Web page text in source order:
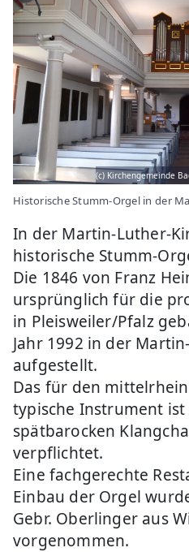
(c) Kirchengemeinde
Historische Stumm-Orgel in der
In der Martin-Luther-
historische Stumm-
Die 1846 von Franz
ursprünglich für die
in Pleisweiler/Pfalz
Jahr 1992 in der
aufgestellt.
Das für den
typische Instrument
spätbarocken
verpflichtet.
Eine fachgerechte
Einbau der Orgel
Gebr. Oberlinger aus
vorgenommen.